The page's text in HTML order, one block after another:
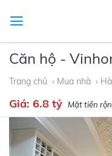
Căn hộ -
Trang chủ › Mua nhà ›
Giá: 6.8 tỷ Mặt tiền